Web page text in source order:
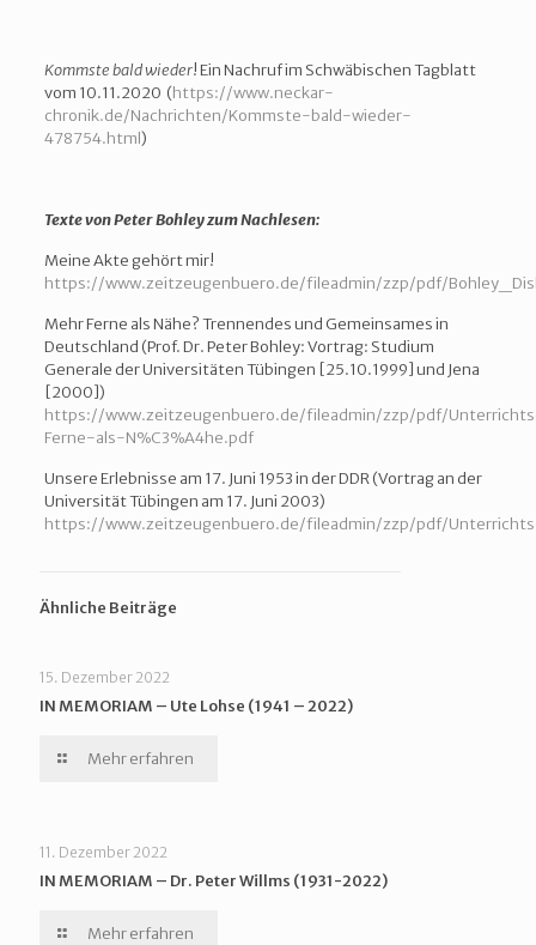
Kommstebaldwieder! Ein Nachruf im Schwäbischen Tagblatt
vom 10.11.2020 (https://www.neckar-
chronik.de/Nachrichten/Kommste-bald-wieder-
478754.html)
Texte von Peter Bohley zum Nachlesen:
Meine Akte gehört mir!
https://www.zeitzeugenbuero.de/fileadmin/zzp/pdf/
Mehr Ferne als Nähe? Trennendes und Gemeinsames in
Deutschland (Prof. Dr. Peter Bohley: Vortrag: Studium
Generale der Universitäten Tübingen [25.10.1999] und Jena
[2000])
https://www.zeitzeugenbuero.de/fileadmin/zzp/pdf/
Ferne-als-N%C3%A4he.pdf
Unsere Erlebnisse am 17. Juni 1953 in der DDR (Vortrag an der
Universität Tübingen am 17. Juni 2003)
https://www.zeitzeugenbuero.de/fileadmin/zzp/pdf/
Ähnliche Beiträge
15. Dezember 2022
IN MEMORIAM – Ute Lohse (1941 – 2022)
Mehr erfahren
11. Dezember 2022
IN MEMORIAM – Dr. Peter Willms (1931-2022)
Mehr erfahren